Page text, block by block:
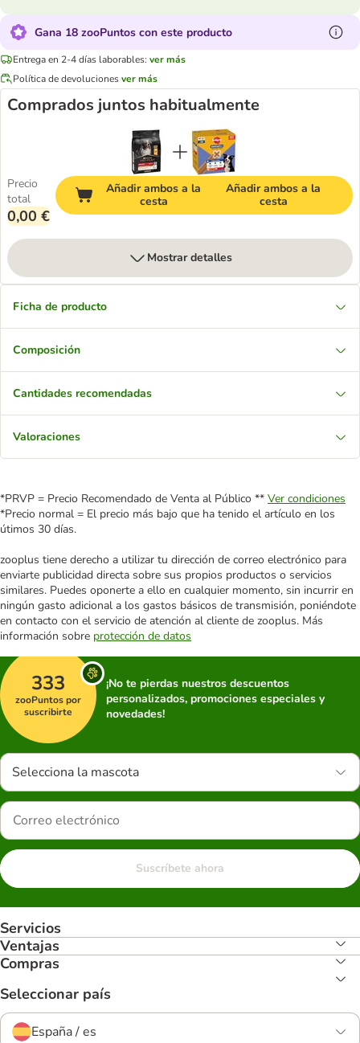
Gana 18 zooPuntos con este producto
Entrega en 2-4 días laborables: ver más
Política de devolucionesver más
Comprados juntos habitualmente
Precio
total
0,00 €
Añadir ambos a la
cesta
Añadir ambos a la
cesta
Mostrar detalles
Ficha de producto
Composición
Cantidades recomendadas
Valoraciones
*PRVP = Precio Recomendado de Venta al Público ** Ver condiciones
*Precio normal = El precio más bajo que ha tenido el artículo en los
útimos 30 días.
zooplus tiene derecho a utilizar tu dirección de correo electrónico para
enviarte publicidad directa sobre sus propios productos o servicios
similares. Puedes oponerte a ello en cualquier momento, sin incurrir en
ningún gasto adicional a los gastos básicos de transmisión, poniéndote
en contacto con el servicio de atención al cliente de zooplus. Más
información sobre protección de datos
333
zooPuntos por
suscribirte
¡No te pierdas nuestros descuentos
personalizados, promociones especiales y
novedades!
Selecciona la mascota
Suscríbete ahora
Servicios
Ventajas
Compras
Seleccionar país
España / es